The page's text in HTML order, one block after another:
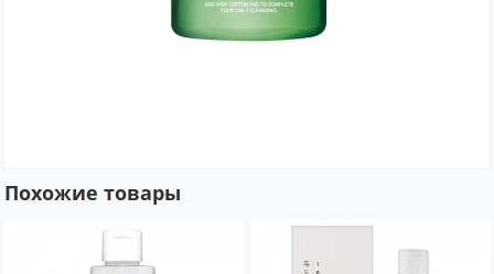
Похожие товары